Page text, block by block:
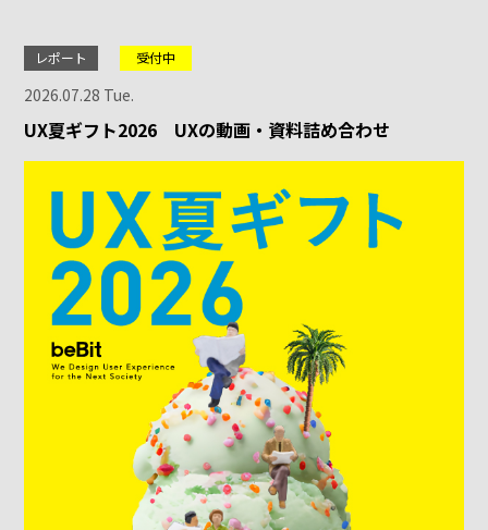
レポート 受付中
2026.07.28 Tue.
UX夏ギフト2026 UXの動画・資料詰め合わせ